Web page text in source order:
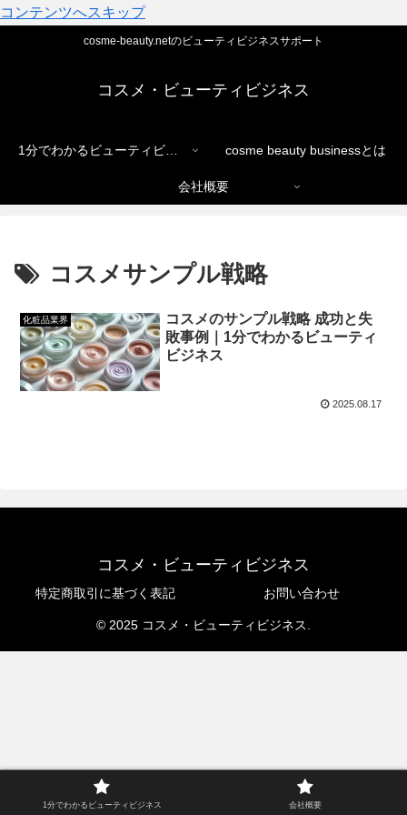
コンテンツへスキップ
cosme-beauty.netのビューティビジネスサポート
コスメ・ビューティビジネス
1分でわかるビューティビジネス cosme beauty businessとは
会社概要
コスメサンプル戦略
化粧品業界
コスメのサンプル戦略 成功と失
敗事例｜1分でわかるビューティ
ビジネス
2025.08.17
コスメ・ビューティビジネス
特定商取引に基づく表記 お問い合わせ
© 2025 コスメ・ビューティビジネス.
1分でわかるビューティビジネス 会社概要